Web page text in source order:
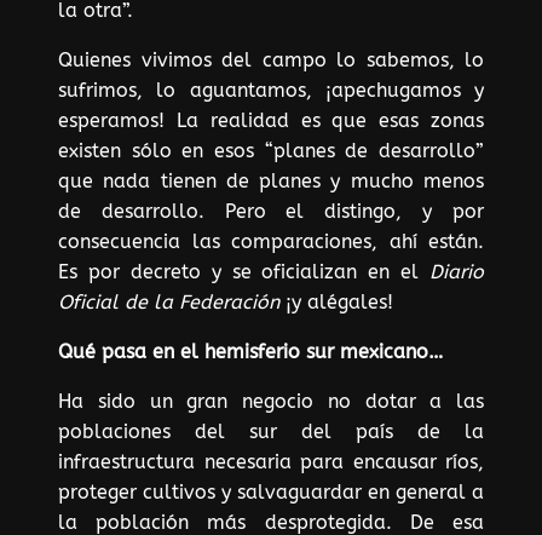
la otra”.
Quienes vivimos del campo lo sabemos, lo
sufrimos, lo aguantamos, ¡apechugamos y
esperamos! La realidad es que esas zonas
existen sólo en esos “planes de desarrollo”
que nada tienen de planes y mucho menos
de desarrollo. Pero el distingo, y por
consecuencia las comparaciones, ahí están.
Es por decreto y se oficializan en el Diario
Oficial de la Federación¡y alégales!
Qué pasa en el hemisferio sur mexicano…
Ha sido un gran negocio no dotar a las
poblaciones del sur del país de la
infraestructura necesaria para encausar ríos,
proteger cultivos y salvaguardar en general a
la población más desprotegida. De esa